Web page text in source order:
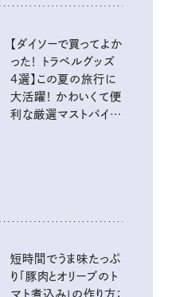
【ダイソーで買ってよか
った！ トラベルグッズ
4選】この夏の旅行に
大活躍！ かわいくて便
利な厳選マストバイア
短時間でうま味たっぷ
り「豚肉とオリーブのト
マト煮込み」の作り方：